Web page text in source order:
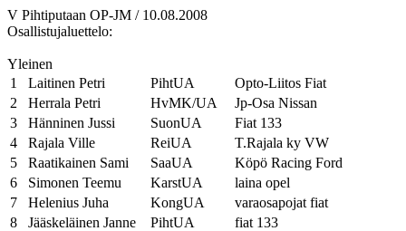
V Pihtiputaan OP-JM / 10.08.2008
Osallistujaluettelo:
Yleinen
1
Laitinen Petri PihtUA
Opto-Liitos Fiat
2
Herrala Petri HvMK/UA
Jp-Osa Nissan
3
Hänninen Jussi SuonUA
Fiat 133
4
Rajala Ville ReiUA
T.Rajala ky VW
5
Raatikainen Sami SaaUA
Köpö Racing Ford
6
Simonen Teemu KarstUA
laina opel
7
Helenius Juha KongUA
varaosapojat fiat
8
Jääskeläinen Janne PihtUA
fiat 133